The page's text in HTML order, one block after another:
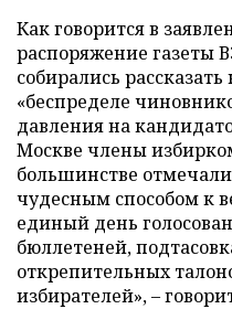
Как говорится в
распоряжение газеты
собирались
«беспределе
давления на
Москве члены
большинстве
чудесным способом к
единый день
бюллетеней,
открепительных
избирателей», –